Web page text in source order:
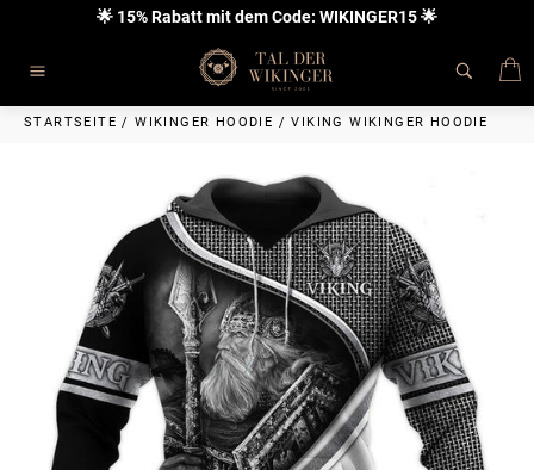
Inhalt
🌟 15% Rabatt mit dem Code: WIKINGER15 🌟
STARTSEITE /WIKINGER HOODIE /VIKING WIKINGER HOODIE